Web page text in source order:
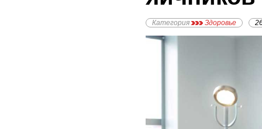
Категория Здоровье